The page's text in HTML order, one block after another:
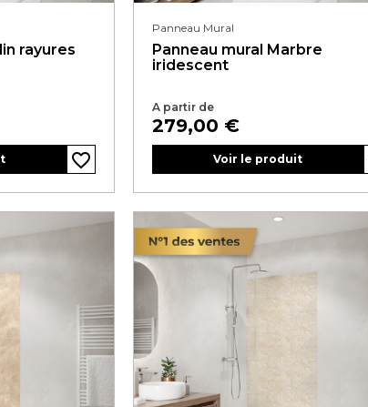
rayures
favorite_border
favorite_border
favorite_border
favorite_border
favorite_border
Panneau Mural
Panneau mural Marbre
iridescent
A partir de
Prix
279,00 €
Voir le produit